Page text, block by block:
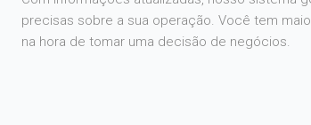
precisas sobre a sua operação. Você tem
na hora de tomar uma decisão de negócios.